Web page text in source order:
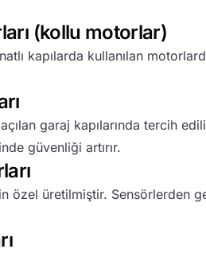
(kollu motorlar)
kapılarda kullanılan
garaj kapılarında tercih
güvenliği artırır.
özel üretilmiştir. Sensörlerden